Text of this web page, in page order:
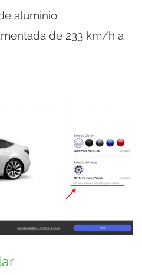
aluminio
de 233 km/h a